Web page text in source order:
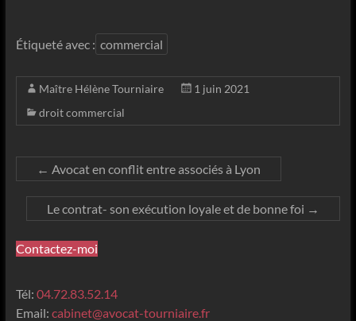
Étiqueté avec : commercial
Maître Hélène Tourniaire
1 juin 2021
droit commercial
← Avocat en conflit entre associés à Lyon
Le contrat- son exécution loyale et de bonne foi →
Contactez-moi
Tél: 04.72.83.52.14
Email: cabinet@avocat-tourniaire.fr